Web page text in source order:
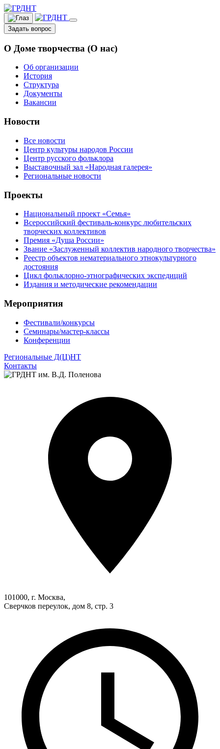
Задать вопрос
О Доме творчества (О нас)
Об организации
История
Структура
Документы
Вакансии
Новости
Все новости
Центр культуры народов России
Центр русского фольклора
Выставочный зал «Народная галерея»
Региональные новости
Проекты
Национальный проект «Семья»
Всероссийский фестиваль-конкурс любительских
творческих коллективов
Премия «Душа России»
Звание «Заслуженный коллектив народного творчества»
Реестр объектов нематериального этнокультурного
достояния
Цикл фольклорно-этнографических экспедиций
Издания и методические рекомендации
Мероприятия
Фестивали/конкурсы
Семинары/мастер-классы
Конференции
Региональные Д(Ц)НТ
Контакты
101000, г. Москва,
Сверчков переулок, дом 8, стр. 3